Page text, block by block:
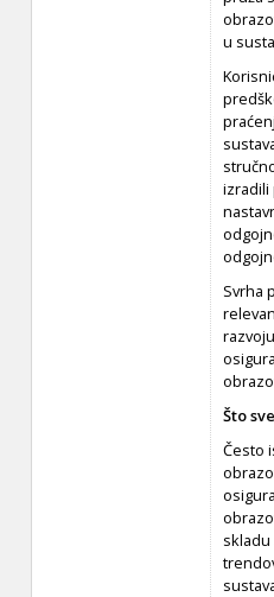
u
izradili
Svrha
Što
Često